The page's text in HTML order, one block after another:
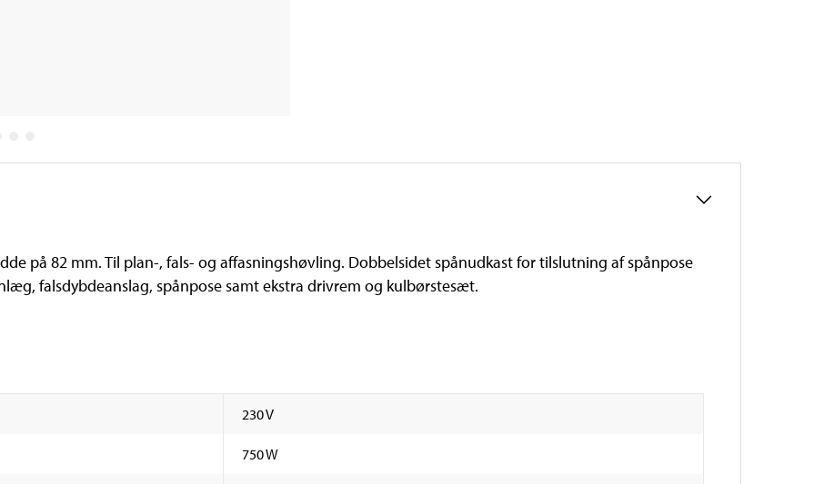
på 82 mm. Til plan-, fals- og affasningshøvling. Dobbelsidet spånudkast for tilslutning af spånpose
falsdybdeanslag, spånpose samt ekstra drivrem og kulbørstesæt.
230 V
750 W